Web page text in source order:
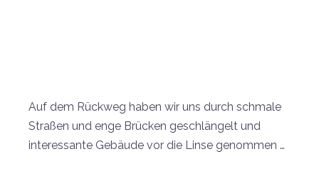
Auf dem Rückweg haben wir uns durch schmale
Straßen und enge Brücken geschlängelt und
interessante Gebäude vor die Linse genommen …